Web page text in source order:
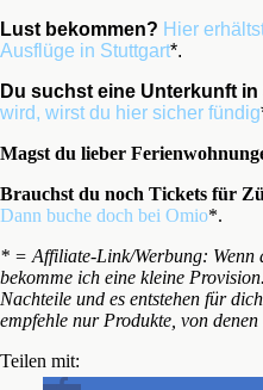
Lust bekommen? Hier
Ausflüge in Stuttgart*.
Du suchst eine Unterkunft
wird, wirst du hier sicher fündig
Magst du lieber
Brauchst du noch Tickets für
Dann buche doch bei Omio*.
* = Affiliate-Link/Werbung: Wenn
bekomme ich eine kleine
Nachteile und es entstehen für
empfehle nur Produkte, von
Teilen mit: